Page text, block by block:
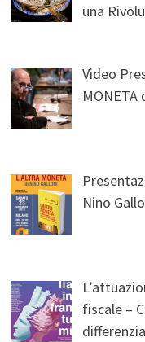
una
Video
MONETA
Nino
fiscale –